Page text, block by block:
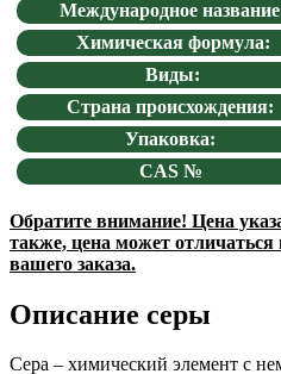
Международное
Химическая формула:
Виды:
Страна происхождения:
Упаковка:
CAS №
Обратите внимание! Цена
также, цена может отличаться
вашего заказа.
Описание серы
Сера – химический элемент с